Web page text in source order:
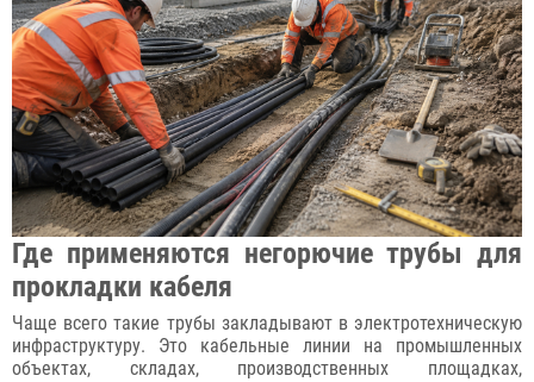
Где применяются негорючие трубы для
прокладки кабеля
Чаще всего такие трубы закладывают в электротехническую
инфраструктуру. Это кабельные линии на промышленных
объектах, складах, производственных площадках,